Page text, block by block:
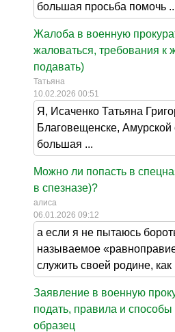
большая просьба помочь
Жалоба в военную
жаловаться, требования к
подавать)
Татьяна
10.02.2026 00:51
Я, Исаченко Татьяна
Благовещенске,
большая ...
Можно ли попасть в
в спезназе)?
алиса
06.01.2026 09:12
а если я не пытаюсь
называемое
служить своей родине, как
Заявление в военную
подать, правила и способы
образец